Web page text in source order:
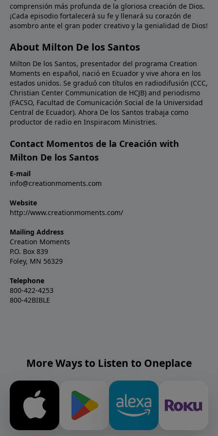
palabras de Jesús a Nicodemo, si la Biblia nos habla
de cosas terrenales y no las creemos, ¿cómo
podremos creer en la Biblia cuando nos habla de las
cosas celestiales?Oración: Señor, creemos; ayuda
nuestra incredulidad. Llénanos de un nuevo aprecio
por Tu Palabra para que podamos ser instruidos por
Ti en toda verdad. En Nombre de Cristo Jesús.
Amén.Imagen: Isaac Newton's experiment on light.
comprensión más profunda de la gloriosa creación de Dios.
¡Cada episodio fortalecerá su fe y llenará su corazón de
asombro ante el gran poder creativo y la genialidad de Dios!
About Milton De los Santos
Milton De los Santos, presentador del programa Creation
Moments en español, nació en Ecuador y vive ahora en los
estados unidos. Se graduó con títulos en radiodifusión (CCC,
Christian Center Communication de HCJB) and periodismo
(FACSO, Facultad de Comunicación Social de la Universidad
Central de Ecuador). Ahora De los Santos trabaja como
productor de radio en Inspiracom Ministries.
Contact Momentos de la Creación with
Milton De los Santos
E-mail
info@creationmoments.com
Website
http://www.creationmoments.com/
Mailing Address
Creation Moments
P.O. Box 839
Foley, MN 56329
Telephone
800-422-4253
800-42BIBLE
More Ways to Listen to Oneplace